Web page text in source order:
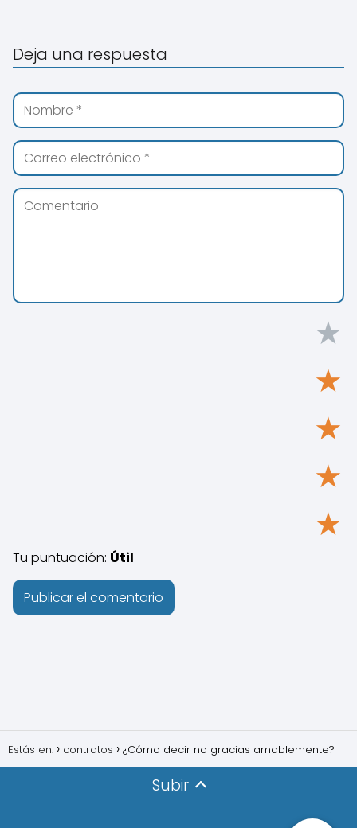
Deja una respuesta
★
★
★
★
★
Tu puntuación: Útil
Estás en: contratos ¿Cómo decir no gracias amablemente?
Subir